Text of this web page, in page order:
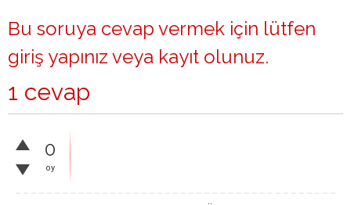
Bu soruya cevap vermek için lütfen
giriş yapınız veya kayıt olunuz.
1 cevap
0
oy